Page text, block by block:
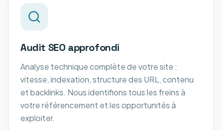
Audit SEO approfondi
Analyse technique complète de votre site :
vitesse, indexation, structure des URL, contenu
et backlinks. Nous identifions tous les freins à
votre référencement et les opportunités à
exploiter.